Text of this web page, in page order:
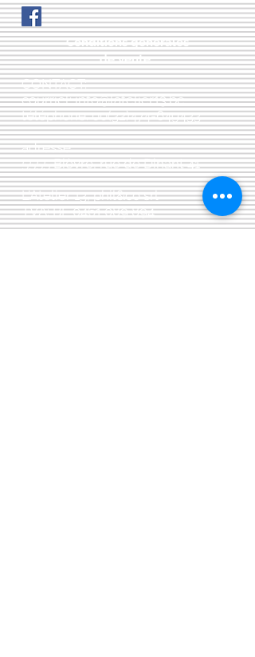
Conditions générales
de vente::
CONTACT:
courriel:info@latelier13.be
téléphone:00(32)474-649433
adresse:
5555 Bièvre, rue de Dinant 41
L'Atelier 13, phil&co srl
TVA: BE0461 089 894